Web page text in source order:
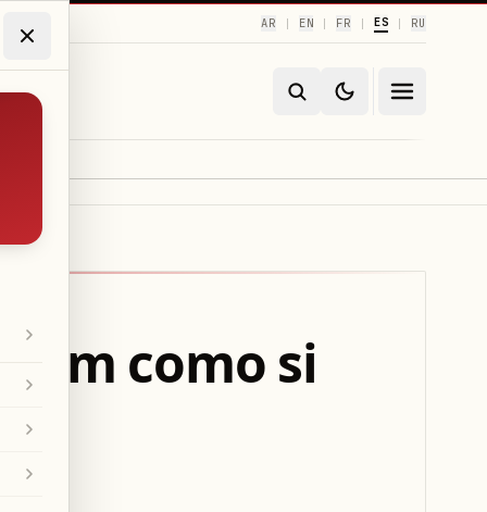
AR | EN | FR | ES | RU
como si